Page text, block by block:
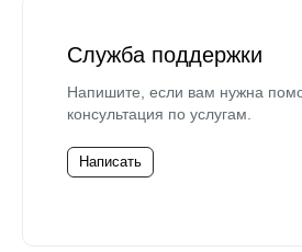
Служба поддержки
Напишите, если вам нужна
консультация по услугам.
Написать